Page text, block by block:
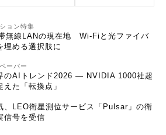
ョン特集
無線LANの現在地 Wi-Fiと光ファイバ
埋める選択肢に
ーパー
のAIトレンド2026 ― NVIDIA 1000社超
えた「転換点」
、LEO衛星測位サービス「Pulsar」の衛
信号を受信